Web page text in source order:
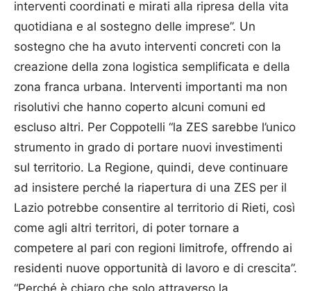
interventi coordinati e mirati alla ripresa della vita
quotidiana e al sostegno delle imprese”. Un
sostegno che ha avuto interventi concreti con la
creazione della zona logistica semplificata e della
zona franca urbana. Interventi importanti ma non
risolutivi che hanno coperto alcuni comuni ed
escluso altri. Per Coppotelli “la ZES sarebbe l’unico
strumento in grado di portare nuovi investimenti
sul territorio. La Regione, quindi, deve continuare
ad insistere perché la riapertura di una ZES per il
Lazio potrebbe consentire al territorio di Rieti, così
come agli altri territori, di poter tornare a
competere al pari con regioni limitrofe, offrendo ai
residenti nuove opportunità di lavoro e di crescita”.